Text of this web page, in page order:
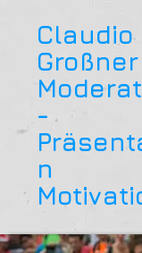
Claudio
Großner
-
n